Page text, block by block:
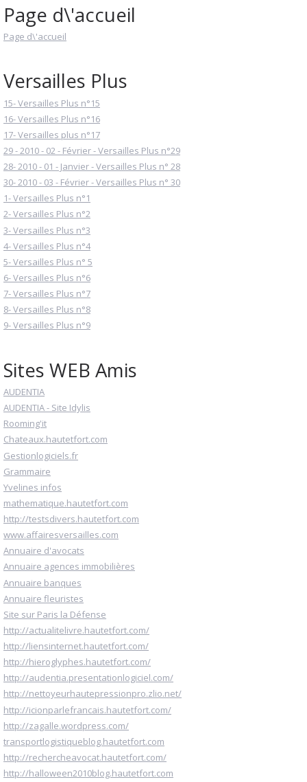
Page d\'accueil
Page d\'accueil
Versailles Plus
15- Versailles Plus n°15
16- Versailles Plus n°16
17- Versailles plus n°17
29 - 2010 - 02 - Février - Versailles Plus n°29
28- 2010 - 01 - Janvier - Versailles Plus n° 28
30- 2010 - 03 - Février - Versailles Plus n° 30
1- Versailles Plus n°1
2- Versailles Plus n°2
3- Versailles Plus n°3
4- Versailles Plus n°4
5- Versailles Plus n° 5
6- Versailles Plus n°6
7- Versailles Plus n°7
8- Versailles Plus n°8
9- Versailles Plus n°9
Sites WEB Amis
AUDENTIA
AUDENTIA - Site Idylis
Rooming'it
Chateaux.hautetfort.com
Gestionlogiciels.fr
Grammaire
Yvelines infos
mathematique.hautetfort.com
http://testsdivers.hautetfort.com
www.affairesversailles.com
Annuaire d'avocats
Annuaire agences immobilières
Annuaire banques
Annuaire fleuristes
Site sur Paris la Défense
http://actualitelivre.hautetfort.com/
http://liensinternet.hautetfort.com/
http://hieroglyphes.hautetfort.com/
http://audentia.presentationlogiciel.com/
http://nettoyeurhautepressionpro.zlio.net/
http://icionparlefrancais.hautetfort.com/
http://zagalle.wordpress.com/
transportlogistiqueblog.hautetfort.com
http://rechercheavocat.hautetfort.com/
http://halloween2010blog.hautetfort.com